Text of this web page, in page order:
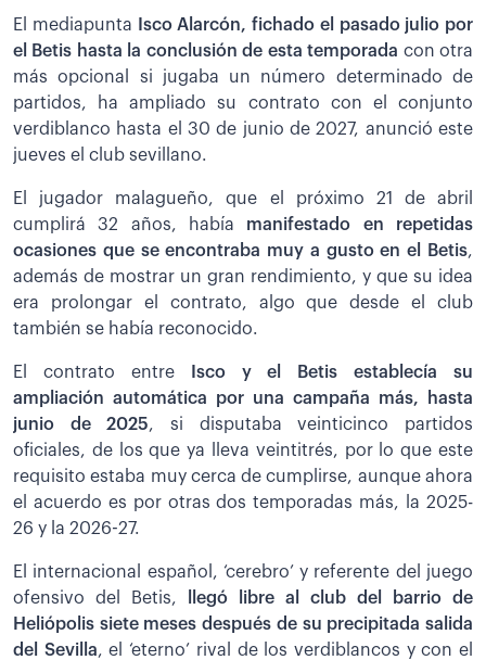
El mediapunta
Isco Alarcón, fichado el pasado julio por
el Betis hasta la conclusión de esta temporada con otra
más opcional si jugaba un número determinado de
partidos, ha ampliado su contrato con el conjunto
verdiblanco hasta el 30 de junio de 2027, anunció este
jueves el club sevillano.
El jugador malagueño, que el próximo 21 de abril
cumplirá 32 años, había manifestado en repetidas
ocasiones que se encontraba muy a gusto en el Betis,
además de mostrar un gran rendimiento, y que su idea
era prolongar el contrato, algo que desde el club
también se había reconocido.
El contrato entre
Isco y el Betis establecía su
ampliación automática por una campaña más, hasta
junio de 2025, si disputaba veinticinco partidos
oficiales, de los que ya lleva veintitrés, por lo que este
requisito estaba muy cerca de cumplirse, aunque ahora
el acuerdo es por otras dos temporadas más, la 2025-
26 y la 2026-27.
El internacional español, ‘cerebro’ y referente del juego
ofensivo del Betis,
llegó libre al club del barrio de
Heliópolis siete meses después de su precipitada salida
del Sevilla, el ‘eterno’ rival de los verdiblancos y con el